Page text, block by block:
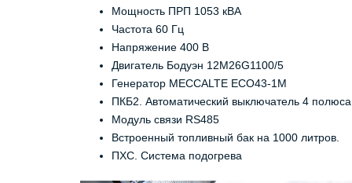
Мощность ПРП 1053 кВА
Частота 60 Гц
Напряжение 400 В
Двигатель Бодуэн 12М26G1100/5
Генератор MECCALTE ECO43-1M
ПКБ2. Автоматический выключатель 4 полюса
Модуль связи RS485
Встроенный топливный бак на 1000 литров.
ПХС. Система подогрева